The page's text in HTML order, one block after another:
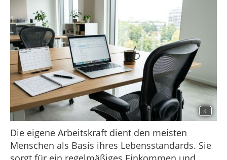
KI
Die eigene Arbeitskraft dient den meisten
Menschen als Basis ihres Lebensstandards. Sie